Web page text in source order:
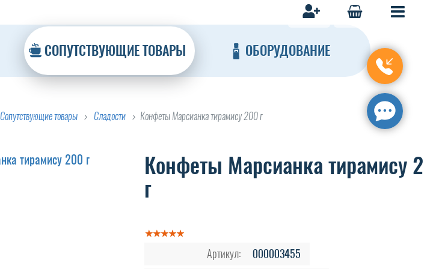
СОПУТСТВУЮЩИЕ ТОВАРЫ ОБОРУДОВАНИЕ
Сопутствующие товары Сладости Конфеты Марсианка тирамису 200 г
Конфеты Марсианка тирамису
г
Артикул: 000003455